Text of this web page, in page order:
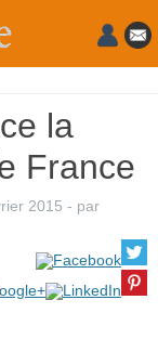
la
France
2015 - par